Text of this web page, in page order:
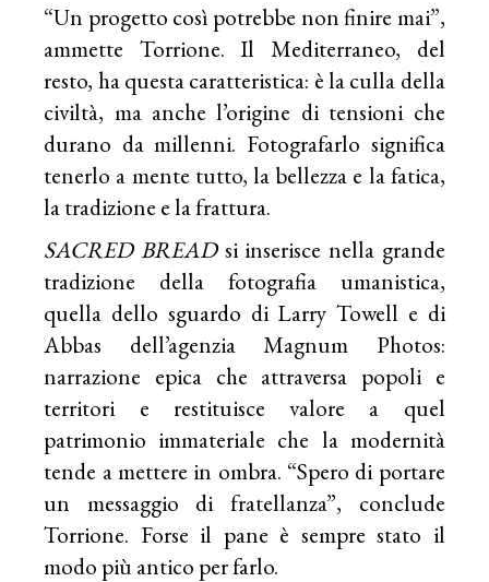
“Un progetto così potrebbe non finire mai”,
ammette Torrione. Il Mediterraneo, del
resto, ha questa caratteristica: è la culla della
civiltà, ma anche l’origine di tensioni che
durano da millenni. Fotografarlo significa
tenerlo a mente tutto, la bellezza e la fatica,
la tradizione e la frattura.
SACRED BREADsi inserisce nella grande
tradizione della fotografia umanistica,
quella dello sguardo di Larry Towell e di
Abbas dell’agenzia Magnum Photos:
narrazione epica che attraversa popoli e
territori e restituisce valore a quel
patrimonio immateriale che la modernità
tende a mettere in ombra. “Spero di portare
un messaggio di fratellanza”, conclude
Torrione. Forse il pane è sempre stato il
modo più antico per farlo.